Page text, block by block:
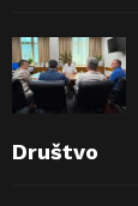
Društvo